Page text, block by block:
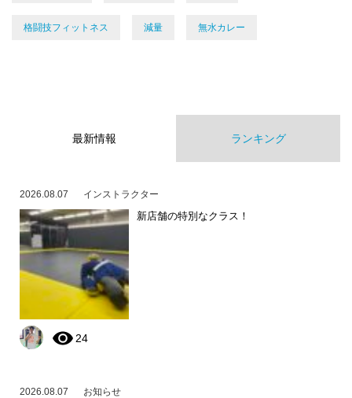
格闘技フィットネス 減量 無水カレー
最新情報 ランキング
2026.08.07 インストラクター
新店舗の特別なクラス！
24
2026.08.07 お知らせ